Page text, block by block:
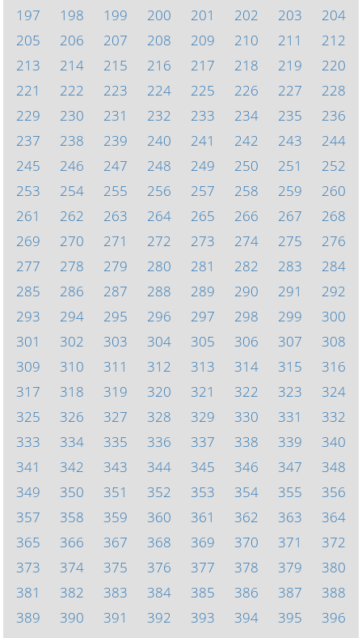
197
198 199 200 201 202 203
204
205
206 207 208 209 210 211
212
213
214 215 216 217 218 219
220
221
222 223 224 225 226 227
228
229
230 231 232 233 234 235
236
237
238 239 240 241 242 243
244
245
246 247 248 249 250 251
252
253
254 255 256 257 258 259
260
261
262 263 264 265 266 267
268
269
270 271 272 273 274 275
276
277
278 279 280 281 282 283
284
285
286 287 288 289 290 291
292
293
294 295 296 297 298 299
300
301
302 303 304 305 306 307
308
309
310 311 312 313 314 315
316
317
318 319 320 321 322 323
324
325
326 327 328 329 330 331
332
333
334 335 336 337 338 339
340
341
342 343 344 345 346 347
348
349
350 351 352 353 354 355
356
357
358 359 360 361 362 363
364
365
366 367 368 369 370 371
372
373
374 375 376 377 378 379
380
381
382 383 384 385 386 387
388
389
390 391 392 393 394 395
396